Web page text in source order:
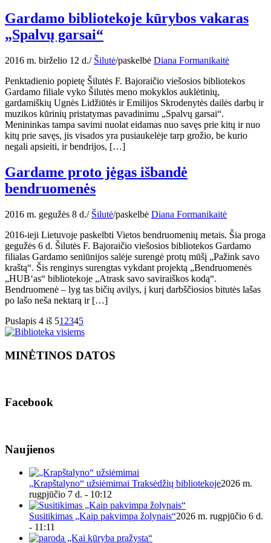
Gardamo bibliotekoje kūrybos vakaras
„Spalvų garsai“
2016 m. birželio 12 d./ Šilutė/paskelbė Diana Formanikaitė
Penktadienio popietę Šilutės F. Bajoraičio viešosios bibliotekos
Gardamo filiale vyko Šilutės meno mokyklos auklėtinių,
gardamiškių Ugnės Lidžiūtės ir Emilijos Skrodenytės dailės darbų ir
muzikos kūrinių pristatymas pavadinimu „Spalvų garsai“.
Menininkas tampa savimi nuolat eidamas nuo savęs prie kitų ir nuo
kitų prie savęs, jis visados yra pusiaukelėje tarp grožio, be kurio
negali apsieiti, ir bendrijos, […]
Gardame proto jėgas išbandė
bendruomenės
2016 m. gegužės 8 d./ Šilutė/paskelbė Diana Formanikaitė
2016-ieji Lietuvoje paskelbti Vietos bendruomenių metais. Šia proga
gegužės 6 d. Šilutės F. Bajoraičio viešosios bibliotekos Gardamo
filialas Gardamo seniūnijos salėje surengė protų mūšį „Pažink savo
kraštą“. Šis renginys surengtas vykdant projektą „Bendruomenės
„HUB‘as“ bibliotekoje „Atrask savo saviraiškos kodą“.
Bendruomenė – lyg tas bičių avilys, į kurį darbščiosios bitutės lašas
po lašo neša nektarą ir […]
Puslapis 4 iš 51 2345
MINĖTINOS DATOS
Facebook
Naujienos
„Krapštalyno“ užsiėmimai Traksėdžių bibliotekoje2026 m.
rugpjūčio 7 d. - 10:12
Susitikimas „Kaip pakvimpa žolynais“2026 m. rugpjūčio 6 d.
- 11:11